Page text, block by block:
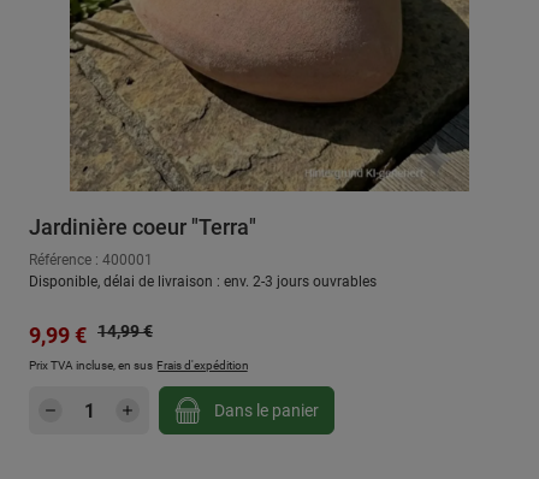
Jardinière coeur "Terra"
Référence : 400001
Disponible, délai de livraison : env. 2-3 jours ouvrables
Prix de vente :
9,99 € Prix régulier :
14,99 €
Prix TVA incluse, en sus Frais d'expédition
Quantité de produit : Entrez la quantité
Dans le panier